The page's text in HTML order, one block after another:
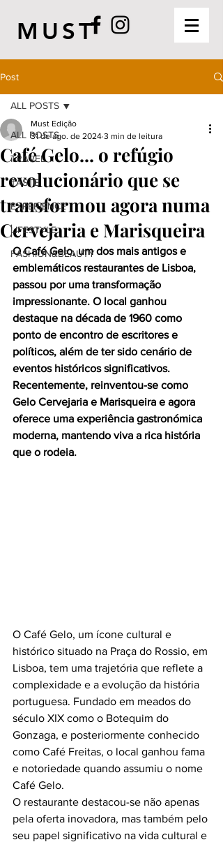
MUST
Post
ALL POSTS
TRAVEL
TASTE
EXPERIENCE
LIFESTYLE
FASHION&BEAUTY
ALL POSTS
Café Gelo... o refúgio
revolucionário que se
transformou agora numa
Cervejaria e Marisqueira
Must Edição
31 de ago. de 2024 3 min de leitura
O Café Gelo, um dos mais antigos e
emblemáticos restaurantes de Lisboa,
passou por uma transformação
impressionante. O local ganhou
destaque na década de 1960 como
ponto de encontro de escritores e
políticos, além de ter sido cenário de
eventos históricos significativos.
Recentemente, reinventou-se como
Gelo Cervejaria e Marisqueira e agora
oferece uma experiência gastronómica
moderna, mantendo viva a rica história
que o rodeia.
O Café Gelo, um ícone cultural e
histórico situado na Praça do Rossio, em
Lisboa, tem uma trajetória que reflete a
complexidade e a evolução da história
portuguesa. Fundado em meados do
século XIX como o Botequim do
Gonzaga, e posteriormente conhecido
como Café Freitas, o local ganhou fama
e notoriedade quando assumiu o nome
Café Gelo.
O restaurante destacou-se não apenas
pela oferta inovadora, mas também pelo
seu papel significativo na vida cultural e